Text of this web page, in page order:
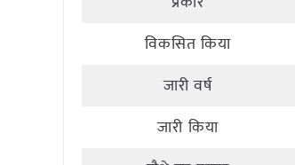
विकसित किया
जारी वर्ष
जारी किया